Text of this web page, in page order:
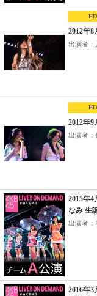
HD
2012年
出演者：
HD
2012年
出演者：
2015年
なみ 生
出演者：
2016年